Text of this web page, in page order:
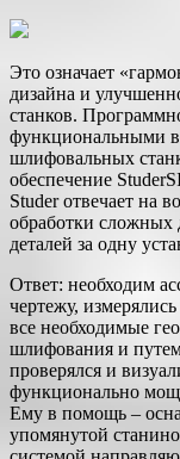
Это означает
дизайна и
станков.
функциональными
шлифовальных
обеспечение
Studer отвечает на
обработки сложных
деталей за одну
Ответ: необходим
чертежу,
все необходимые
шлифования и
проверялся и
функционально
Ему в помощь –
упомянутой